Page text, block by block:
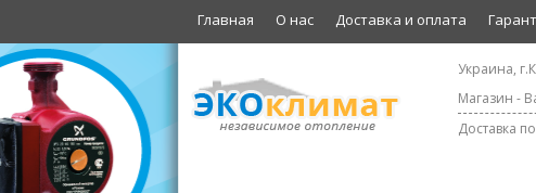
Главная О нас Доставка и оплата
Украина,
Магазин -
Доставка